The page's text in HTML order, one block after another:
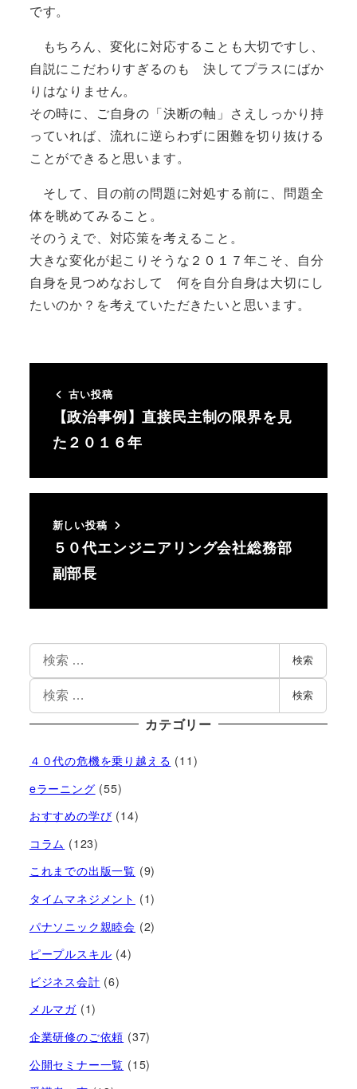
です。
もちろん、変化に対応することも大切ですし、
自説にこだわりすぎるのも 決してプラスにばか
りはなりません。
その時に、ご自身の「決断の軸」さえしっかり持
っていれば、流れに逆らわずに困難を切り抜ける
ことができると思います。
そして、目の前の問題に対処する前に、問題全
体を眺めてみること。
そのうえで、対応策を考えること。
大きな変化が起こりそうな２０１７年こそ、自分
自身を見つめなおして 何を自分自身は大切にし
たいのか？を考えていただきたいと思います。
古い投稿
【政治事例】直接民主制の限界を見
た２０１６年
新しい投稿
５０代エンジニアリング会社総務部
副部長
検索
検索
カテゴリー
４０代の危機を乗り越える (11)
eラーニング (55)
おすすめの学び (14)
コラム (123)
これまでの出版一覧 (9)
タイムマネジメント (1)
パナソニック親睦会 (2)
ピープルスキル (4)
ビジネス会計 (6)
メルマガ (1)
企業研修のご依頼 (37)
公開セミナー一覧 (15)